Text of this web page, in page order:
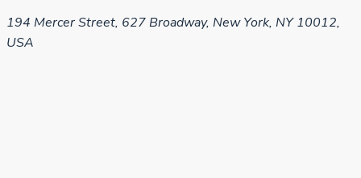
194 Mercer Street, 627 Broadway, New York, NY 10012,
USA